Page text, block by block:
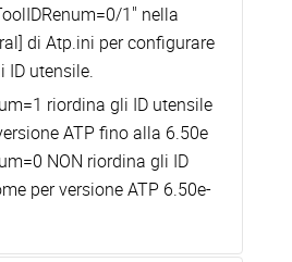
1" nella
di Atp.ini per configurare
ID utensile.
riordina gli ID utensile
ATP fino alla 6.50e
NON riordina gli ID
per versione ATP 6.50e-